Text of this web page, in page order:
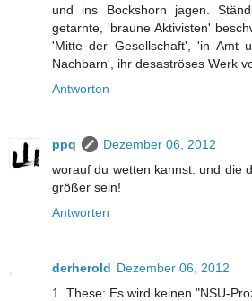
und ins Bockshorn jagen.
getarnte, 'braune Aktivisten'
'Mitte der Gesellschaft', 'in Amt
Nachbarn', ihr desaströses Werk
Antworten
ppq
Dezember 06, 2012
worauf du wetten kannst. und die
größer sein!
Antworten
derherold Dezember 06, 2012
1. These: Es wird keinen "NSU-